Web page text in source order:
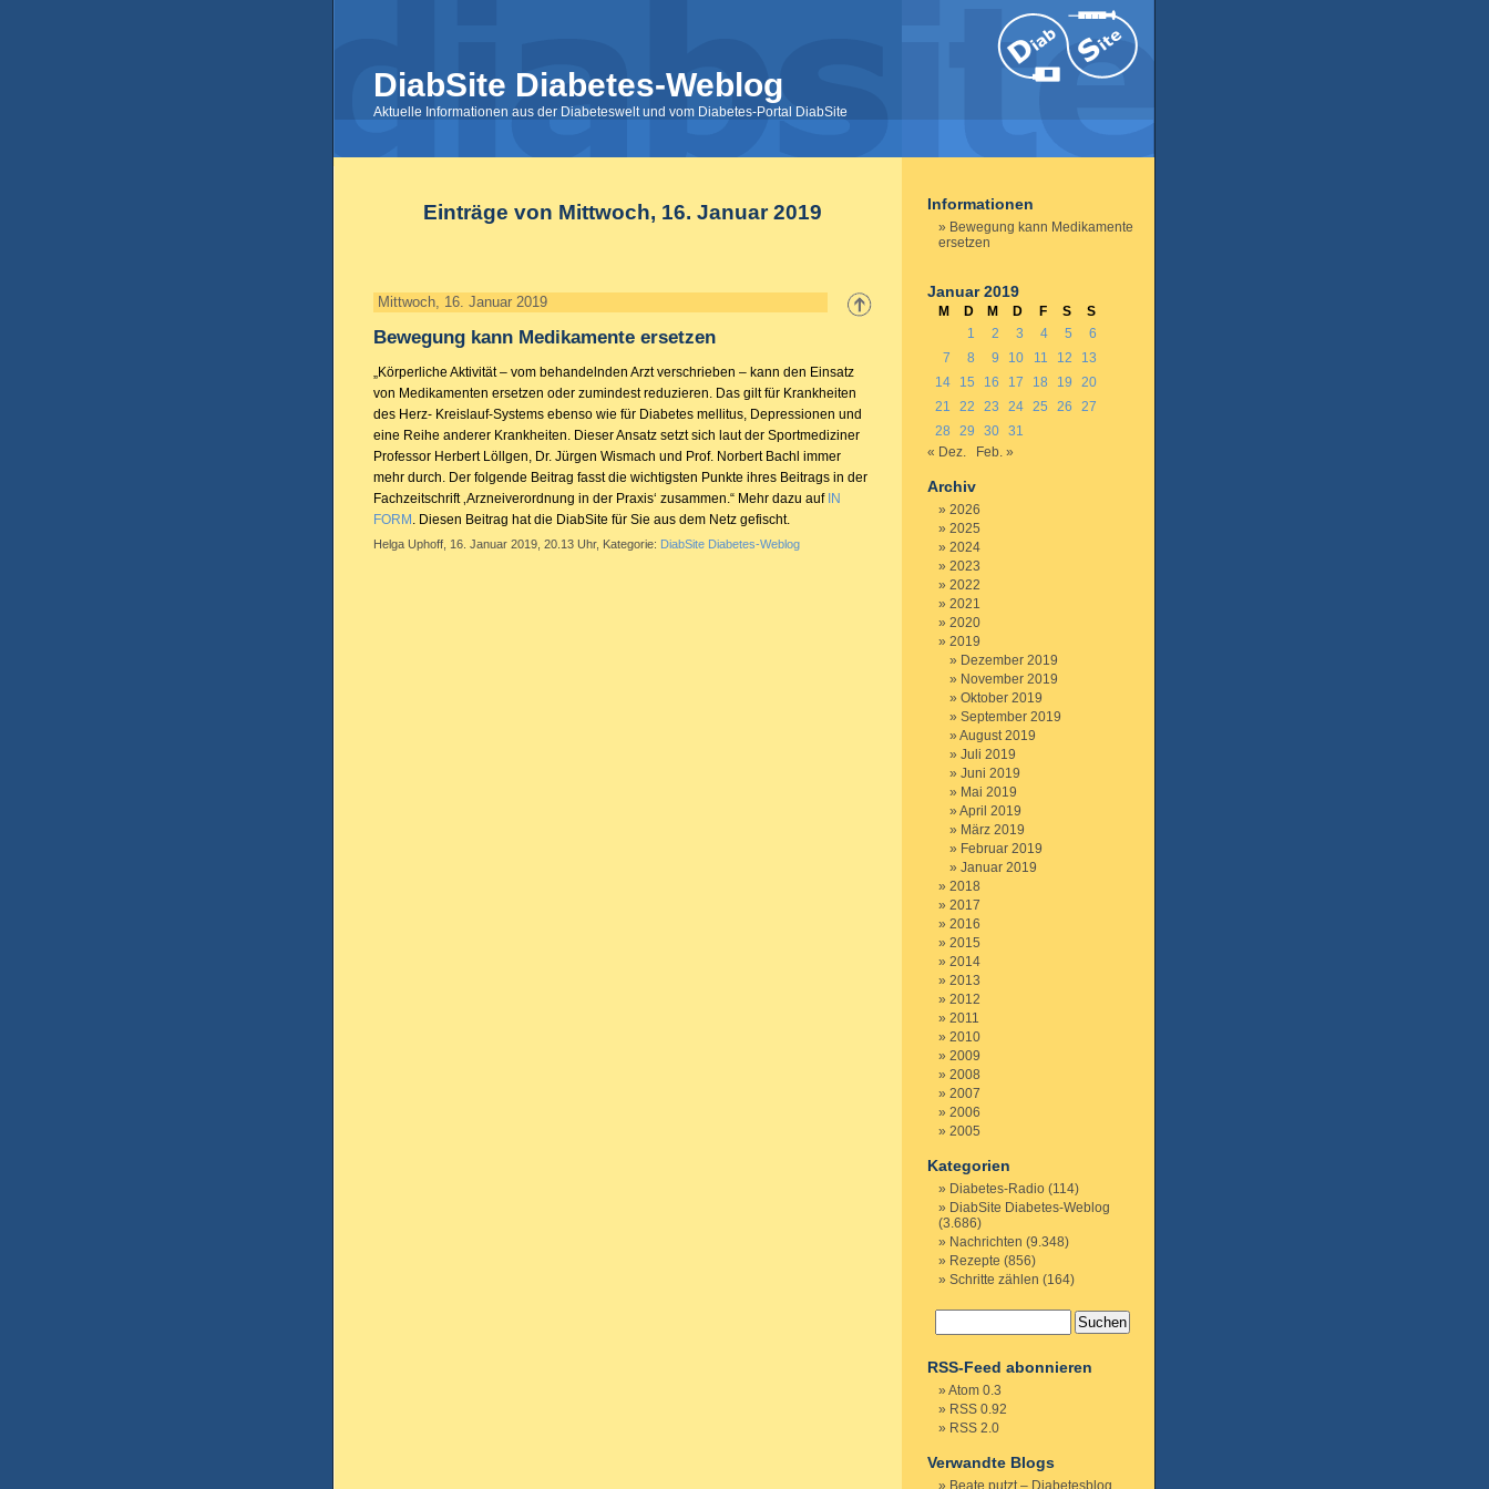
DiabSite Diabetes-Weblog
Aktuelle Informationen aus der Diabeteswelt und vom Diabetes-Portal DiabSite
Einträge von Mittwoch, 16. Januar 2019
Mittwoch, 16. Januar 2019
Bewegung kann Medikamente ersetzen
„Körperliche Aktivität – vom behandelnden Arzt verschrieben – kann den Einsatz
von Medikamenten ersetzen oder zumindest reduzieren. Das gilt für Krankheiten
des Herz- Kreislauf-Systems ebenso wie für Diabetes mellitus, Depressionen und
eine Reihe anderer Krankheiten. Dieser Ansatz setzt sich laut der Sportmediziner
Professor Herbert Löllgen, Dr. Jürgen Wismach und Prof. Norbert Bachl immer
mehr durch. Der folgende Beitrag fasst die wichtigsten Punkte ihres Beitrags in der
Fachzeitschrift ‚Arzneiverordnung in der Praxis‘ zusammen.“ Mehr dazu auf IN
FORM . Diesen Beitrag hat die DiabSite für Sie aus dem Netz gefischt.
Helga Uphoff, 16. Januar 2019, 20.13 Uhr, Kategorie: DiabSite Diabetes-Weblog
Informationen
Bewegung kann Medikamente
ersetzen
Januar 2019
M D M D F S
S
1
2 3 4 5
6
7
8 9 10 11 12
13
14
15 16 17 18 19
20
21
22 23 24 25 26
27
28
29 30 31
« Dez.
Feb. »
Archiv
2026
2025
2024
2023
2022
2021
2020
2019
Dezember 2019
November 2019
Oktober 2019
September 2019
August 2019
Juli 2019
Juni 2019
Mai 2019
April 2019
März 2019
Februar 2019
Januar 2019
2018
2017
2016
2015
2014
2013
2012
2011
2010
2009
2008
2007
2006
2005
Kategorien
Diabetes-Radio (114)
DiabSite Diabetes-Weblog
(3.686)
Nachrichten (9.348)
Rezepte (856)
Schritte zählen (164)
RSS-Feed abonnieren
Atom 0.3
RSS 0.92
RSS 2.0
Verwandte Blogs
Beate putzt – Diabetesblog